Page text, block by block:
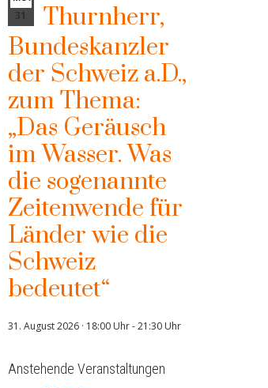
31
Thurnherr,
Bundeskanzler
der Schweiz a.D.,
zum Thema:
„Das Geräusch
im Wasser. Was
die sogenannte
Zeitenwende für
Länder wie die
Schweiz
bedeutet“
31. August 2026 · 18:00 Uhr-21:30 Uhr
Anstehende Veranstaltungen